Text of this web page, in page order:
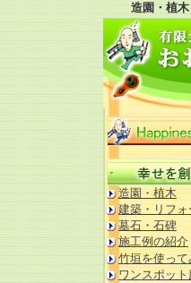
造園・植
造園・植木
建築・リフォ
墓石・石碑
施工例の紹介
竹垣を使っ
ワンスポッ